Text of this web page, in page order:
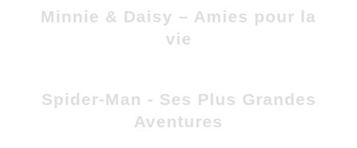
Minnie & Daisy – Amies pour la
vie
Spider-Man - Ses Plus Grandes
Aventures